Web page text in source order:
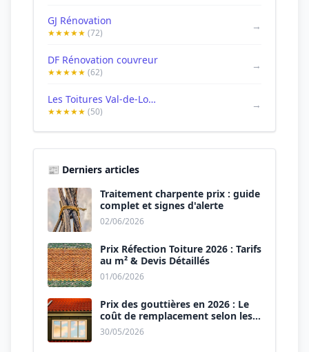
GJ Rénovation
★★★★★ (72)
→
DF Rénovation couvreur
★★★★★ (62)
→
Les Toitures Val-de-Loire
★★★★★ (50)
→
📰 Derniers articles
Traitement charpente prix : guide
complet et signes d'alerte
02/06/2026
Prix Réfection Toiture 2026 : Tarifs
au m² & Devis Détaillés
01/06/2026
Prix des gouttières en 2026 : Le
coût de remplacement selon les
matériaux
30/05/2026